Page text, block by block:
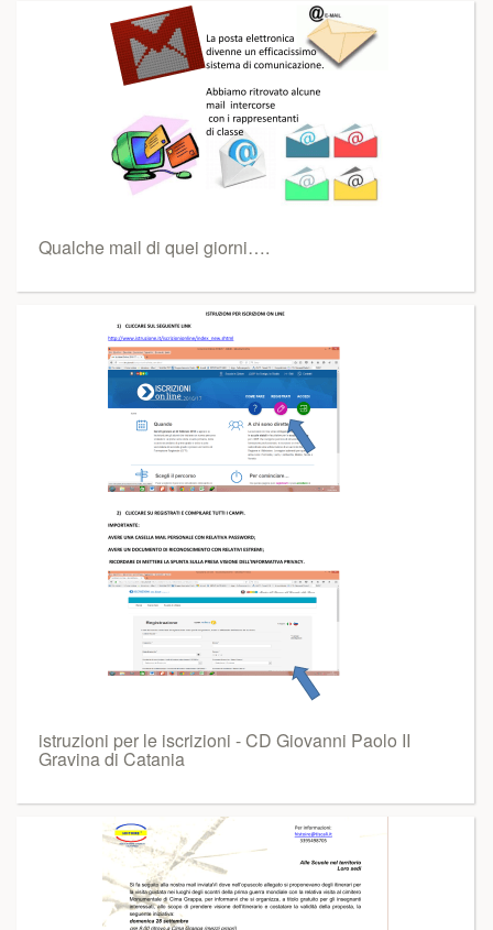
Qualche mail di quei giorni….
istruzioni per le iscrizioni - CD Giovanni Paolo II
Gravina di Catania